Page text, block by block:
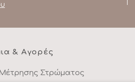
& Αγορές
Στρώματος